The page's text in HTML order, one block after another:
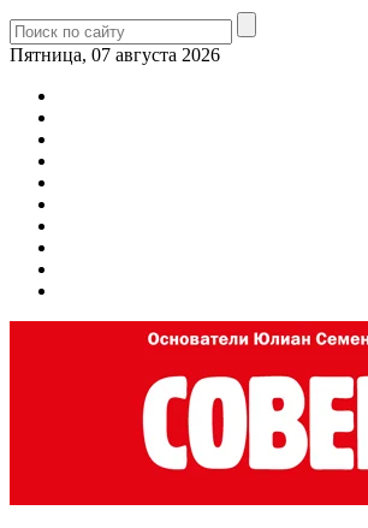
Пятница, 07 августа 2026